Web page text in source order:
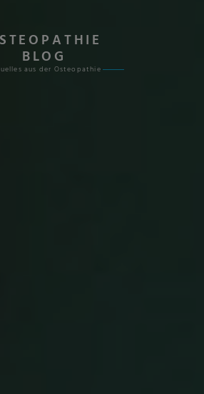
BLOG
aus der Osteopathie